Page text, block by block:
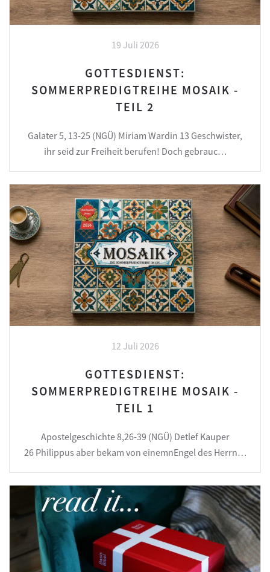
19 Juli 2026
GOTTESDIENST:
SOMMERPREDIGTREIHE MOSAIK -
TEIL 2
Galater 5, 13-25 (NGÜ) Miriam Wardin 13 Geschwister,
ihr seid zur Freiheit berufen! Doch gebrauc…
12 Juli 2026
GOTTESDIENST:
SOMMERPREDIGTREIHE MOSAIK -
TEIL 1
Apostelgeschichte 8,26-39 (NGÜ) Detlef Kauper
26 Philippus aber bekam von einemnEngel des Herrn…